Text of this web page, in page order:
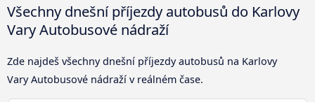
Všechny dnešní příjezdy autobusů do Karlovy
Vary Autobusové nádraží
Zde najdeš všechny dnešní příjezdy autobusů na Karlovy
Vary Autobusové nádraží v reálném čase.